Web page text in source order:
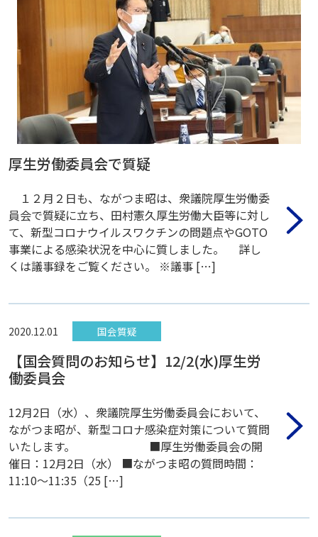
厚生労働委員会で質疑
１２月２日も、ながつま昭は、衆議院厚生労働委
員会で質疑に立ち、田村憲久厚生労働大臣等に対し
て、新型コロナウイルスワクチンの問題点やGOTO
事業による感染状況を中心に質しました。 詳し
くは議事録をご覧ください。 ※議事 […]
2020.12.01 国会質疑
【国会質問のお知らせ】12/2(水)厚生労
働委員会
12月2日（水）、衆議院厚生労働委員会において、
ながつま昭が、新型コロナ感染症対策について質問
いたします。 ■厚生労働委員会の開
催日：12月2日（水） ■ながつま昭の質問時間：
11:10〜11:35（25 […]